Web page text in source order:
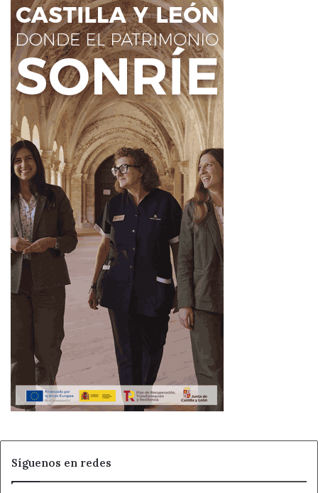
Síguenos en redes